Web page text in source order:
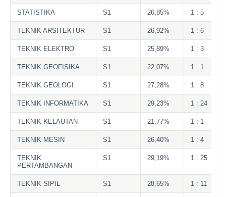
STATISTIKA S1 26,85% 1 : 5
TEKNIK ARSITEKTUR S1 26,92% 1 : 6
TEKNIK ELEKTRO S1 25,89% 1 : 3
TEKNIK GEOFISIKA S1 22,07% 1 : 1
TEKNIK GEOLOGI S1 27,28% 1 : 8
TEKNIK INFORMATIKA S1 29,23% 1 : 24
TEKNIK KELAUTAN S1 21,77% 1 : 1
TEKNIK MESIN S1 26,40% 1 : 4
TEKNIK
PERTAMBANGAN
S1 29,19% 1 : 25
TEKNIK SIPIL S1 28,65% 1 : 11